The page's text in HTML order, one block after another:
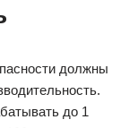
должны
до 1